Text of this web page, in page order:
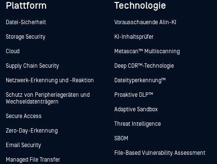
Plattform
Datei-Sicherheit
Storage Security
Cloud
Supply Chain Security
Netzwerk-Erkennung und -Reaktion
Schutz von Peripheriegeräten und
Wechseldatenträgern
Secure Access
Zero-Day-Erkennung
Email Security
Managed File Transfer
Technologie
Vorausschauende Alin-KI
KI-Inhaltsprüfer
Metascan™ Multiscanning
Deep CDR™-Technologie
Dateityperkennung™
Proaktive DLP™
Adaptive Sandbox
Threat Intelligence
SBOM
File-Based Vulnerability Assessment